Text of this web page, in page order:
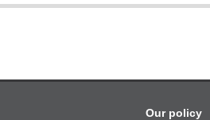
Our policy